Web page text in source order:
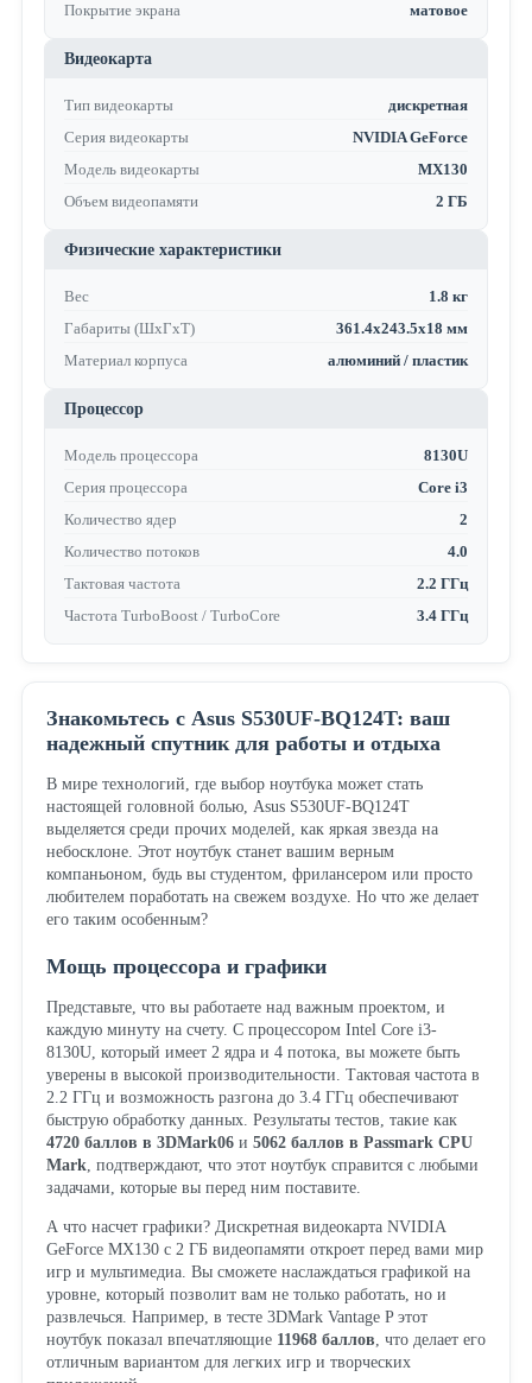
Покрытие экрана
матовое
Видеокарта
Тип видеокарты
дискретная
Серия видеокарты
NVIDIA GeForce
Модель видеокарты
MX130
Объем видеопамяти
2 ГБ
Физические характеристики
Вес
1.8 кг
Габариты (ШхГхТ)
361.4x243.5x18 мм
Материал корпуса
алюминий / пластик
Процессор
Модель процессора
8130U
Серия процессора
Core i3
Количество ядер
2
Количество потоков
4.0
Тактовая частота
2.2 ГГц
Частота TurboBoost / TurboCore
3.4 ГГц
Знакомьтесь с Asus S530UF-BQ124T: ваш
надежный спутник для работы и отдыха
В мире технологий, где выбор ноутбука может стать
настоящей головной болью, Asus S530UF-BQ124T
выделяется среди прочих моделей, как яркая звезда на
небосклоне. Этот ноутбук станет вашим верным
компаньоном, будь вы студентом, фрилансером или просто
любителем поработать на свежем воздухе. Но что же делает
его таким особенным?
Мощь процессора и графики
Представьте, что вы работаете над важным проектом, и
каждую минуту на счету. С процессором Intel Core i3-
8130U, который имеет 2 ядра и 4 потока, вы можете быть
уверены в высокой производительности. Тактовая частота в
2.2 ГГц и возможность разгона до 3.4 ГГц обеспечивают
быструю обработку данных. Результаты тестов, такие как
4720 баллов в 3DMark06и 5062 баллов в Passmark CPU
Mark , подтверждают, что этот ноутбук справится с любыми
задачами, которые вы перед ним поставите.
А что насчет графики? Дискретная видеокарта NVIDIA
GeForce MX130 с 2 ГБ видеопамяти откроет перед вами мир
игр и мультимедиа. Вы сможете наслаждаться графикой на
уровне, который позволит вам не только работать, но и
развлечься. Например, в тесте 3DMark Vantage P этот
ноутбук показал впечатляющие 11968 баллов , что делает его
отличным вариантом для легких игр и творческих